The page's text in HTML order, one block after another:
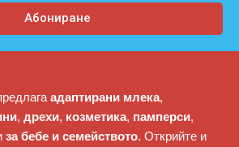
Абониране
адаптирани млека,
, дрехи, козметика, памперси,
за бебе и семейството. Открийте и